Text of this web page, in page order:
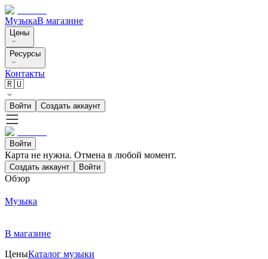
МузыкаВ магазине
Цены
Ресурсы
Контакты
🇷🇺
Войти Создать аккаунт
Войти
Карта не нужна. Отмена в любой момент.
Создать аккаунт Войти
Обзор
Музыка
В магазине
ЦеныКаталог музыки